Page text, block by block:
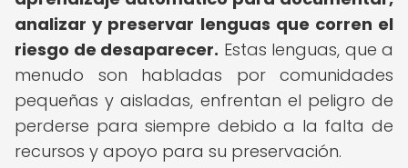
analizar y preservar lenguas que corren el
riesgo de desaparecer. Estas lenguas, que a
menudo son habladas por comunidades
pequeñas y aisladas, enfrentan el peligro de
perderse para siempre debido a la falta de
recursos y apoyo para su preservación.